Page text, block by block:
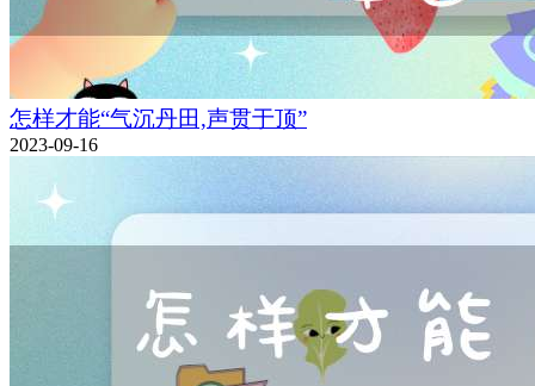
怎样才能“气沉丹田,声贯于顶”
2023-09-16